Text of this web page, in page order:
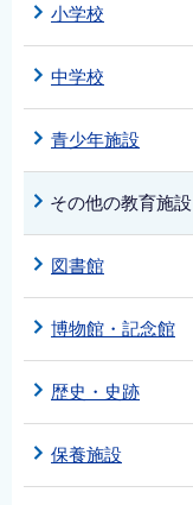
小学校
中学校
青少年施設
その他の教育施設
図書館
博物館・記念館
歴史・史跡
保養施設